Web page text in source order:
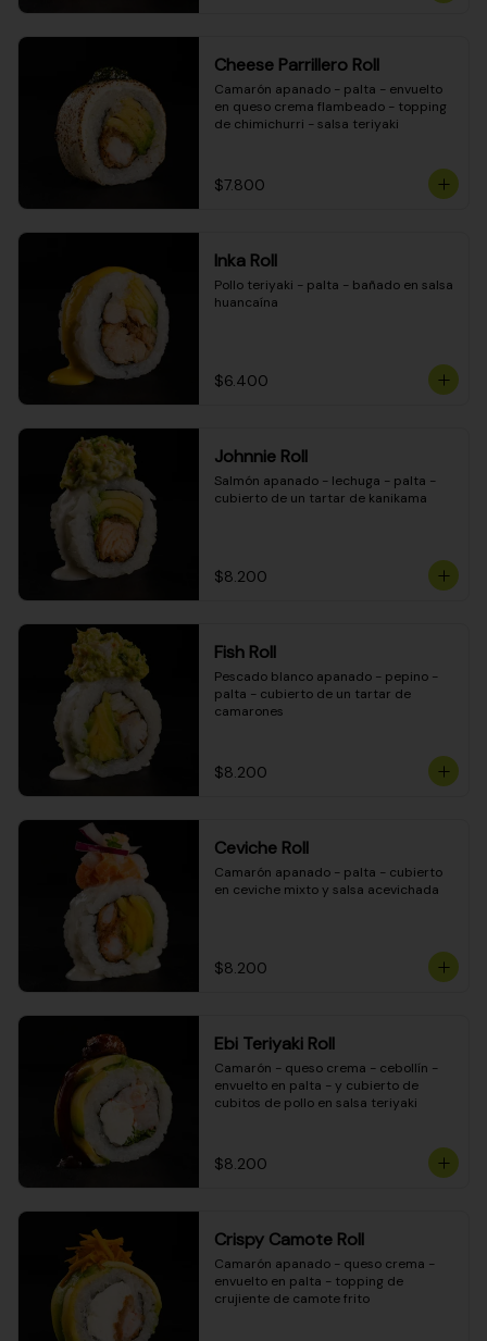
Cheese Parrillero Roll
Camarón apanado - palta - envuelto
en queso crema flambeado - topping
de chimichurri - salsa teriyaki
$7.800
Inka Roll
Pollo teriyaki - palta - bañado en salsa
huancaína
$6.400
Johnnie Roll
Salmón apanado - lechuga - palta -
cubierto de un tartar de kanikama
$8.200
Fish Roll
Pescado blanco apanado - pepino -
palta - cubierto de un tartar de
camarones
$8.200
Ceviche Roll
Camarón apanado - palta - cubierto
en ceviche mixto y salsa acevichada
$8.200
Ebi Teriyaki Roll
Camarón - queso crema - cebollín -
envuelto en palta - y cubierto de
cubitos de pollo en salsa teriyaki
$8.200
Crispy Camote Roll
Camarón apanado - queso crema -
envuelto en palta - topping de
crujiente de camote frito